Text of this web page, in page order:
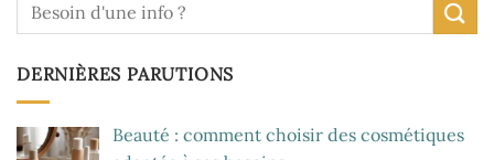
DERNIÈRES PARUTIONS
Beauté : comment choisir des cosmétiques